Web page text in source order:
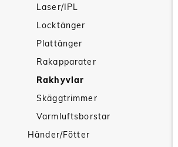
Laser/IPL
Locktänger
Plattänger
Rakapparater
Rakhyvlar
Skäggtrimmer
Varmluftsborstar
Händer/Fötter